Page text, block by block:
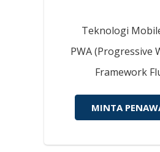
Teknologi
PWA (Progressive
Framework
MINTA